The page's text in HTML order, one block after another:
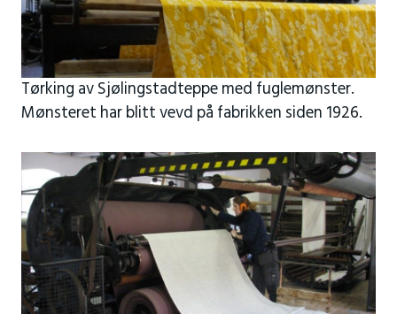
Tørking av Sjølingstadteppe med fuglemønster.
Mønsteret har blitt vevd på fabrikken siden 1926.